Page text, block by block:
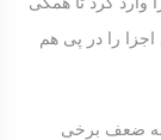
را در پی هم
به ضعف برخی